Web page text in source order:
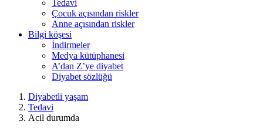
Tedavi
Çocuk açısından riskler
Anne açısından riskler
Bilgi köşesi
İndirmeler
Medya kütüphanesi
A’dan Z’ye diyabet
Diyabet sözlüğü
Diyabetli yaşam
Tedavi
Acil durumda